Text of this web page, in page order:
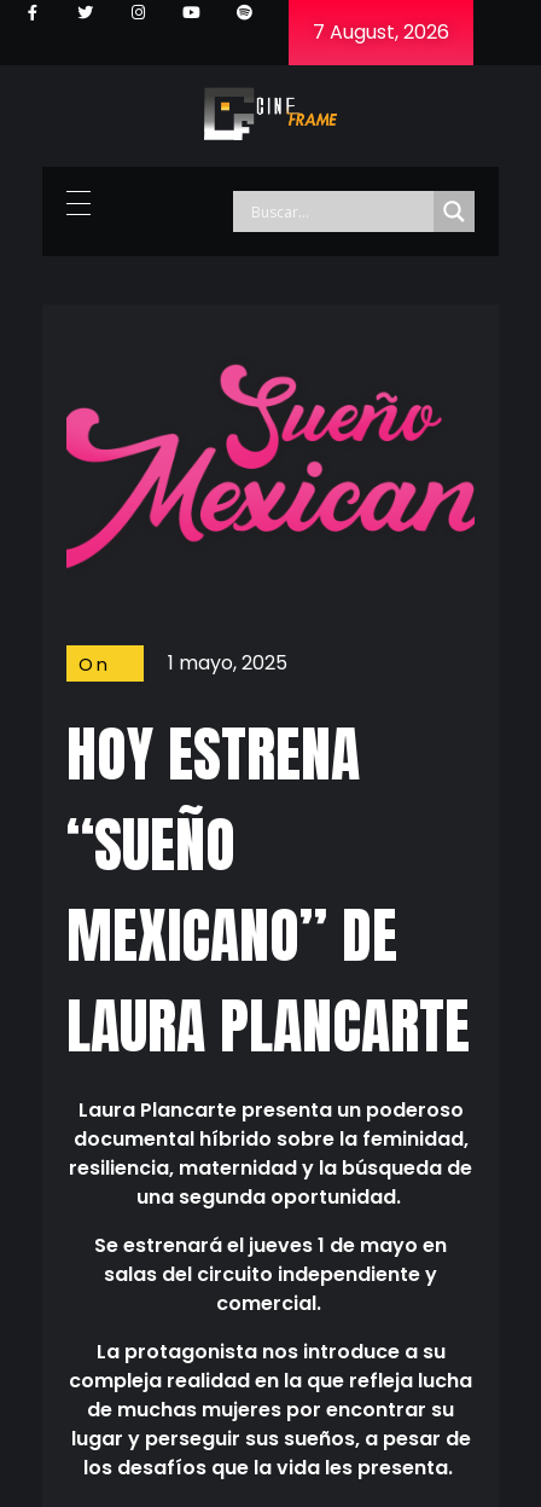
7 August, 2026
HOY ESTRENA
“SUEÑO
MEXICANO” DE
LAURA PLANCARTE
1 mayo, 2025
On
Laura Plancarte presenta un poderoso
documental híbrido sobre la feminidad,
resiliencia, maternidad y la búsqueda de
una segunda oportunidad.
Se estrenará el jueves 1 de mayo en
salas del circuito independiente y
comercial.
La protagonista nos introduce a su
compleja realidad en la que refleja lucha
de muchas mujeres por encontrar su
lugar y perseguir sus sueños, a pesar de
los desafíos que la vida les presenta.